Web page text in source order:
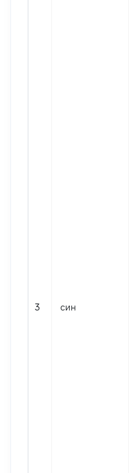
3 син